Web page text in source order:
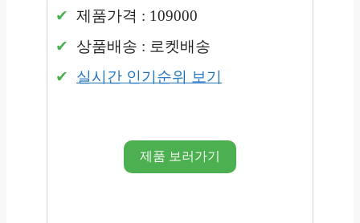
제품가격 : 109000
상품배송 : 로켓배송
실시간 인기순위 보기
제품 보러가기